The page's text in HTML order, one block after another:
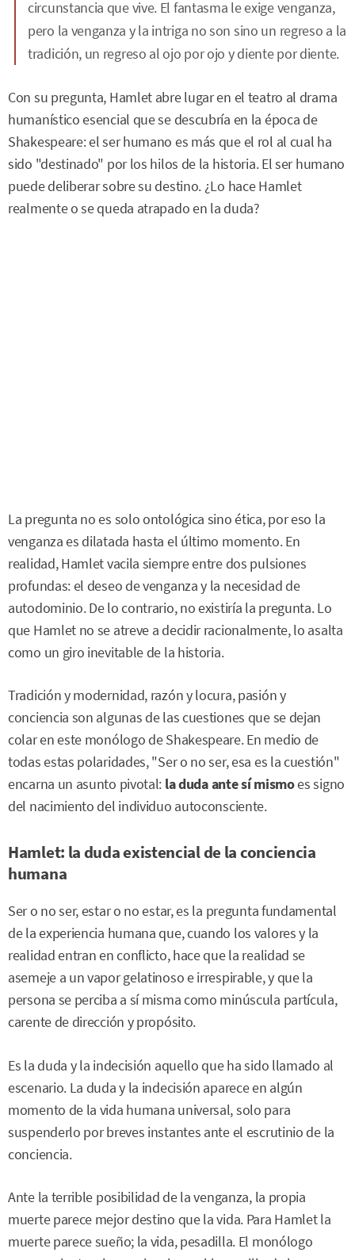
circunstancia que vive. El fantasma le exige venganza,
pero la venganza y la intriga no son sino un regreso a la
tradición, un regreso al ojo por ojo y diente por diente.
Con su pregunta, Hamlet abre lugar en el teatro al drama
humanístico esencial que se descubría en la época de
Shakespeare: el ser humano es más que el rol al cual ha
sido "destinado" por los hilos de la historia. El ser humano
puede deliberar sobre su destino. ¿Lo hace Hamlet
realmente o se queda atrapado en la duda?
La pregunta no es solo ontológica sino ética, por eso la
venganza es dilatada hasta el último momento. En
realidad, Hamlet vacila siempre entre dos pulsiones
profundas: el deseo de venganza y la necesidad de
autodominio. De lo contrario, no existiría la pregunta. Lo
que Hamlet no se atreve a decidir racionalmente, lo asalta
como un giro inevitable de la historia.
Tradición y modernidad, razón y locura, pasión y
conciencia son algunas de las cuestiones que se dejan
colar en este monólogo de Shakespeare. En medio de
todas estas polaridades, "Ser o no ser, esa es la cuestión"
encarna un asunto pivotal: la duda ante sí mismoes signo
del nacimiento del individuo autoconsciente.
Hamlet: la duda existencial de la conciencia
humana
Ser o no ser, estar o no estar, es la pregunta fundamental
de la experiencia humana que, cuando los valores y la
realidad entran en conflicto, hace que la realidad se
asemeje a un vapor gelatinoso e irrespirable, y que la
persona se perciba a sí misma como minúscula partícula,
carente de dirección y propósito.
Es la duda y la indecisión aquello que ha sido llamado al
escenario. La duda y la indecisión aparece en algún
momento de la vida humana universal, solo para
suspenderlo por breves instantes ante el escrutinio de la
conciencia.
Ante la terrible posibilidad de la venganza, la propia
muerte parece mejor destino que la vida. Para Hamlet la
muerte parece sueño; la vida, pesadilla. El monólogo